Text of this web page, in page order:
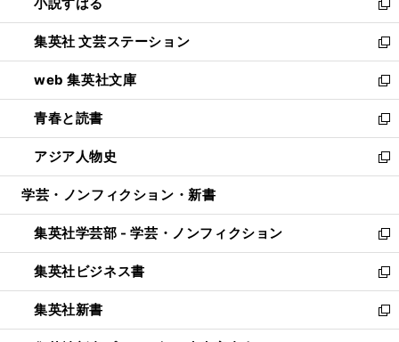
で
開
く
い
ウ
ィ
ン
ド
ウ
で
開
く
新
し
い
ウ
ィ
ン
ド
ウ
で
開
集英社 文芸ステーション
新
し
い
ウ
ィ
ン
ド
ウ
開
く
web 集英社文庫
新
し
い
ウ
ィ
ン
ウ
で
開
く
青春と読書
新
し
い
ウ
ン
ド
ウ
で
開
く
アジア人物史
新
し
ウ
ィ
ン
ド
ウ
で
開
学芸・ノンフィクション・新書
集英社学芸部 - 学芸・ノンフィクション
新
し
い
ウ
ィ
ン
集英社ビジネス書
新
し
い
ウ
集英社新書
新
し